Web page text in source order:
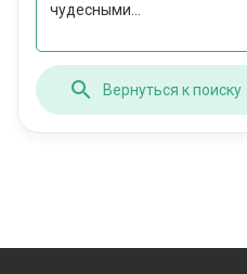
чудесными...
Вернуться к поиску